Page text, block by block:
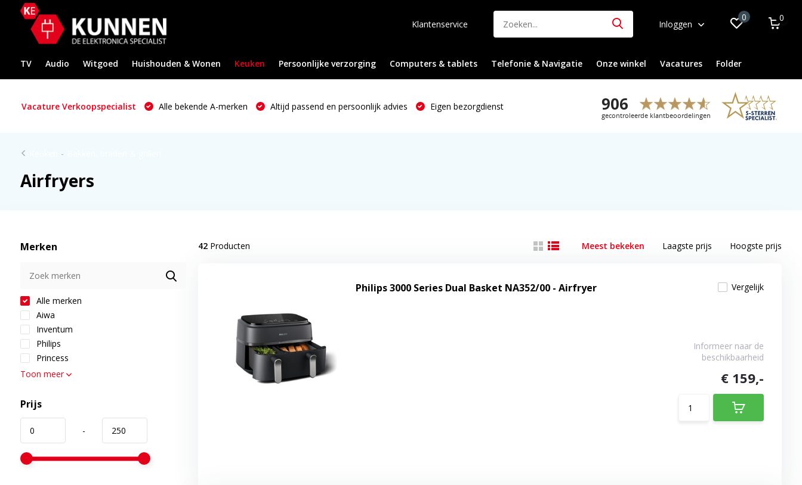
Klantenservice Inloggen
0 0
TV Audio Witgoed Huishouden & Wonen Keuken Persoonlijke verzorging Computers & tablets Telefonie & Navigatie Onze winkel Vacatures Folder
Vacature Verkoopspecialist Alle bekende A-merken Altijd passend en persoonlijk advies Eigen bezorgdienst
-
Airfryers
Merken
Alle merken
Aiwa
Inventum
Philips
Princess
Toon meer
Prijs
-
42Producten Meest bekeken Laagste prijs Hoogste prijs
Philips 3000 Series Dual Basket NA352/00 - Airfryer Vergelijk
Informeer naar de
beschikbaarheid
€ 159,-